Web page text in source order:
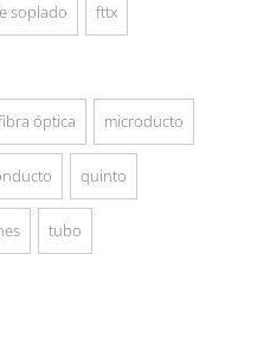
soplado fttx
óptica microducto
quinto
tubo